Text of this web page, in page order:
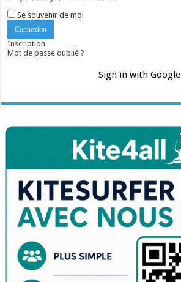
Se souvenir de moi
Inscription
Mot de passe oublié ?
Sign in with Google